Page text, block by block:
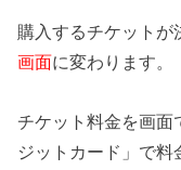
購入するチケットが
画面に変わります。
チケット料金を画面
ジットカード」で料